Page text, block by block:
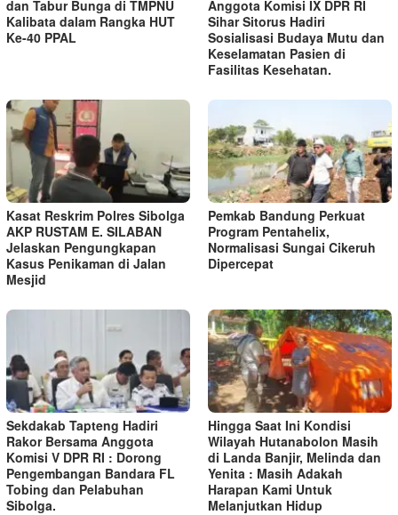
dan Tabur Bunga di TMPNU
Kalibata dalam Rangka HUT
Ke-40 PPAL
Anggota Komisi IX DPR RI
Sihar Sitorus Hadiri
Sosialisasi Budaya Mutu dan
Keselamatan Pasien di
Fasilitas Kesehatan.
Kasat Reskrim Polres Sibolga
AKP RUSTAM E. SILABAN
Jelaskan Pengungkapan
Kasus Penikaman di Jalan
Mesjid
Pemkab Bandung Perkuat
Program Pentahelix,
Normalisasi Sungai Cikeruh
Dipercepat
Sekdakab Tapteng Hadiri
Rakor Bersama Anggota
Komisi V DPR RI : Dorong
Pengembangan Bandara FL
Tobing dan Pelabuhan
Sibolga.
Hingga Saat Ini Kondisi
Wilayah Hutanabolon Masih
di Landa Banjir, Melinda dan
Yenita : Masih Adakah
Harapan Kami Untuk
Melanjutkan Hidup